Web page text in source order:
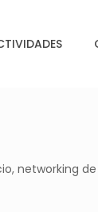
networking